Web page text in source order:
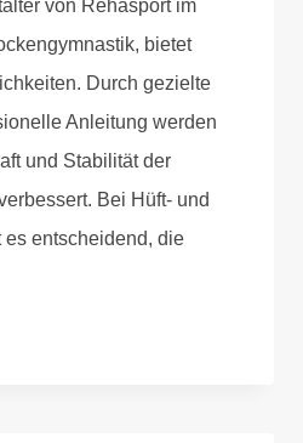
von Rehasport im
bietet
Durch gezielte
Anleitung werden
und Stabilität der
Bei Hüft- und
entscheidend, die